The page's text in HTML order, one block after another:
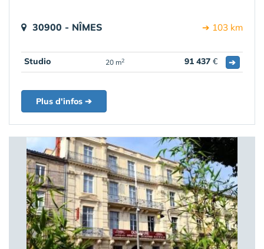
30900 - NÎMES ➔ 103 km
Studio 20 m2 91 437 € ➔
Plus d'infos ➔